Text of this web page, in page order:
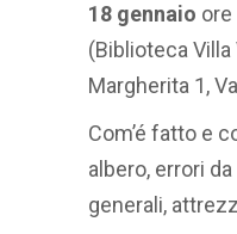
18 gennaio ore
(Biblioteca Villa
Margherita 1,
Com’é fatto e
albero, errori
generali,